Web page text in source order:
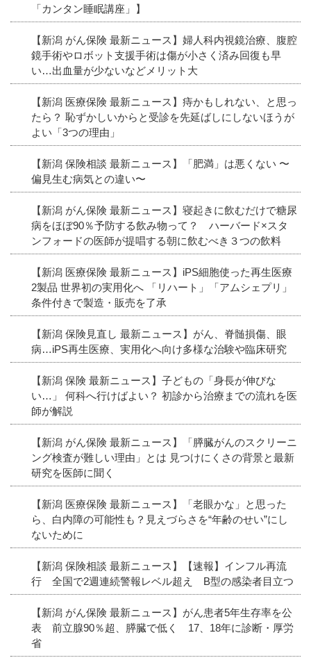
「カンタン睡眠講座」】
【新潟 がん保険 最新ニュース】婦人科内視鏡治療、腹腔
鏡手術やロボット支援手術は傷が小さく済み回復も早
い…出血量が少ないなどメリット大
【新潟 医療保険 最新ニュース】痔かもしれない、と思っ
たら？ 恥ずかしいからと受診を先延ばしにしないほうが
よい「3つの理由」
【新潟 保険相談 最新ニュース】「肥満」は悪くない 〜
偏見生む病気との違い〜
【新潟 がん保険 最新ニュース】寝起きに飲むだけで糖尿
病をほぼ90％予防する飲み物って？ ハーバード×スタ
ンフォードの医師が提唱する朝に飲むべき３つの飲料
【新潟 医療保険 最新ニュース】iPS細胞使った再生医療
2製品 世界初の実用化へ 「リハート」「アムシェプリ」
条件付きで製造・販売を了承
【新潟 保険見直し 最新ニュース】がん、脊髄損傷、眼
病…iPS再生医療、実用化へ向け多様な治験や臨床研究
【新潟 保険 最新ニュース】子どもの「身長が伸びな
い…」 何科へ行けばよい？ 初診から治療までの流れを医
師が解説
【新潟 がん保険 最新ニュース】「膵臓がんのスクリーニ
ング検査が難しい理由」とは 見つけにくさの背景と最新
研究を医師に聞く
【新潟 医療保険 最新ニュース】「老眼かな」と思った
ら、白内障の可能性も？見えづらさを“年齢のせい”にし
ないために
【新潟 保険相談 最新ニュース】【速報】インフル再流
行 全国で2週連続警報レベル超え B型の感染者目立つ
【新潟 がん保険 最新ニュース】がん患者5年生存率を公
表 前立腺90％超、膵臓で低く 17、18年に診断・厚労
省